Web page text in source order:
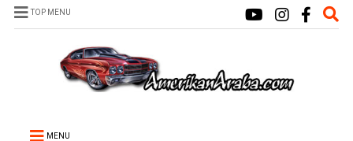
TOP MENU
MENU